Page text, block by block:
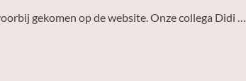
gekomen op de website. Onze collega Didi …